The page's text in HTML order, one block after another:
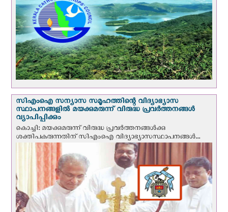
സി‌എം‌ഐ സന്യാസ സമൂഹത്തിന്റെ വിദ്യാഭ്യാസ
സ്ഥാപനങ്ങളില്‍ മയക്കുമരുന്ന് വിരുദ്ധ പ്രവർത്തനങ്ങൾ
വ്യാപിപ്പിക്കും
കൊച്ചി: മയക്കുമരുന്ന് വിരുദ്ധ പ്രവർത്തനങ്ങൾക്കു
ശക്തിപകരുന്നതിന് സിഎംഐ വിദ്യാഭ്യാസസ്ഥാപനങ്ങൾ...